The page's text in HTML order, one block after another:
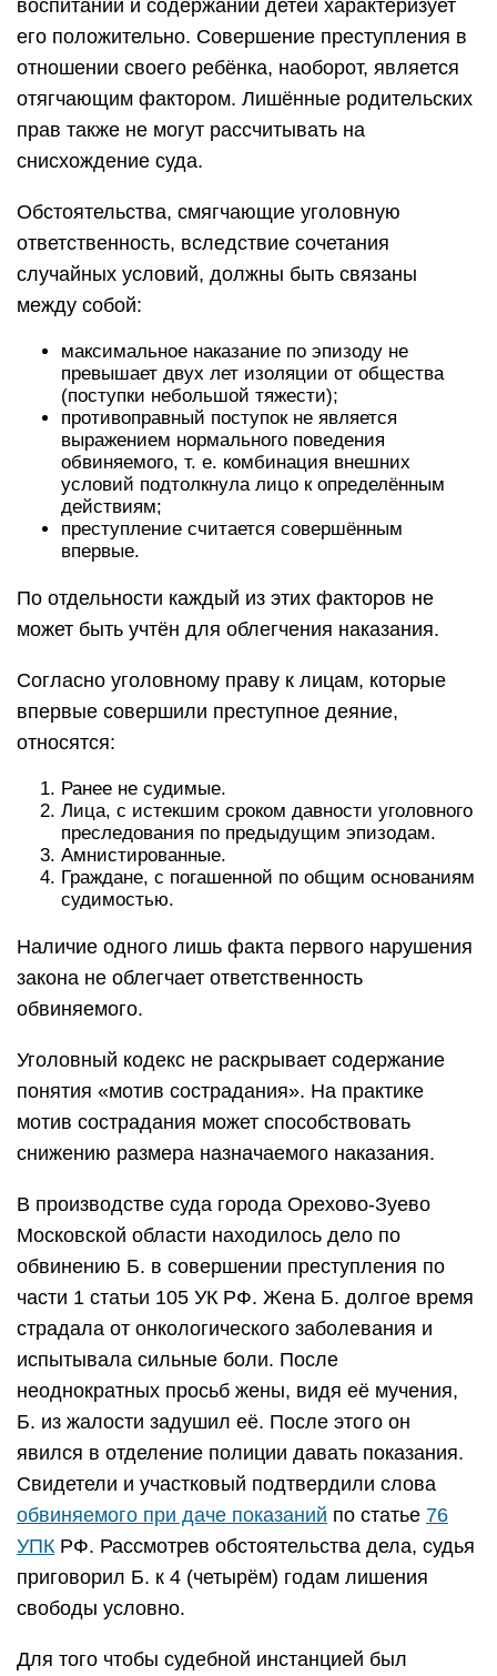
воспитании и содержании детей характеризует
его положительно. Совершение преступления в
отношении своего ребёнка, наоборот, является
отягчающим фактором. Лишённые родительских
прав также не могут рассчитывать на
снисхождение суда.
Обстоятельства, смягчающие уголовную
ответственность, вследствие сочетания
случайных условий, должны быть связаны
между собой:
максимальное наказание по эпизоду не
превышает двух лет изоляции от общества
(поступки небольшой тяжести);
противоправный поступок не является
выражением нормального поведения
обвиняемого, т. е. комбинация внешних
условий подтолкнула лицо к определённым
действиям;
преступление считается совершённым
впервые.
По отдельности каждый из этих факторов не
может быть учтён для облегчения наказания.
Согласно уголовному праву к лицам, которые
впервые совершили преступное деяние,
относятся:
Ранее не судимые.
Лица, с истекшим сроком давности уголовного
преследования по предыдущим эпизодам.
Амнистированные.
Граждане, с погашенной по общим основаниям
судимостью.
Наличие одного лишь факта первого нарушения
закона не облегчает ответственность
обвиняемого.
Уголовный кодекс не раскрывает содержание
понятия «мотив сострадания». На практике
мотив сострадания может способствовать
снижению размера назначаемого наказания.
В производстве суда города Орехово-Зуево
Московской области находилось дело по
обвинению Б. в совершении преступления по
части 1 статьи 105 УК РФ. Жена Б. долгое время
страдала от онкологического заболевания и
испытывала сильные боли. После
неоднократных просьб жены, видя её мучения,
Б. из жалости задушил её. После этого он
явился в отделение полиции давать показания.
Свидетели и участковый подтвердили слова
обвиняемого при даче показаний по статье 76
УПКРФ. Рассмотрев обстоятельства дела, судья
приговорил Б. к 4 (четырём) годам лишения
свободы условно.
Для того чтобы судебной инстанцией был